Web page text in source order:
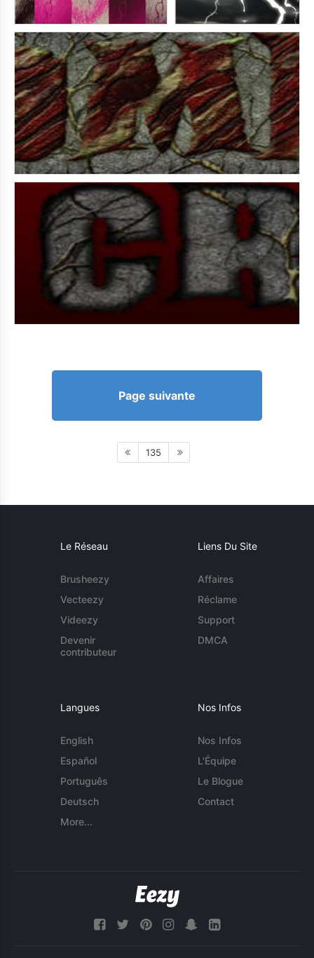
Page suivante
135
Le Réseau
Brusheezy
Vecteezy
Videezy
Devenir
contributeur
Liens Du Site
Affaires
Réclame
Support
DMCA
Langues
English
Español
Português
Deutsch
More...
Nos Infos
Nos Infos
L'Équipe
Le Blogue
Contact